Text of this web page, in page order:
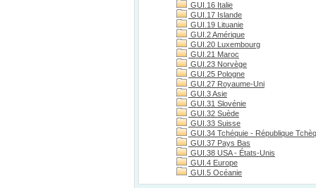
GUI.16 Italie
GUI.17 Islande
GUI.19 Lituanie
GUI.2 Amérique
GUI.20 Luxembourg
GUI.21 Maroc
GUI.23 Norvège
GUI.25 Pologne
GUI.27 Royaume-Uni
GUI.3 Asie
GUI.31 Slovénie
GUI.32 Suède
GUI.33 Suisse
GUI.34 Tchéquie - République
GUI.37 Pays Bas
GUI.38 USA - États-Unis
GUI.4 Europe
GUI.5 Océanie